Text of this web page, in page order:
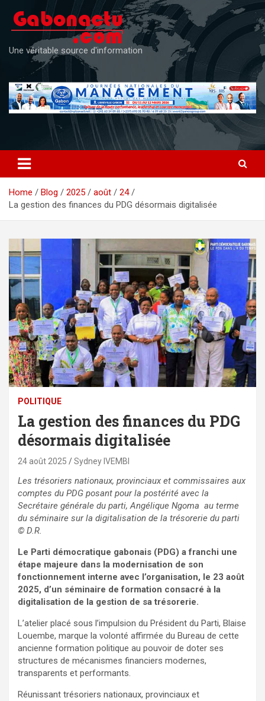
content
Une véritable source d'information
Home Blog 2025 août
24
La gestion des finances du PDG désormais digitalisée
POLITIQUE
La gestion des finances du PDG
désormais digitalisée
24 août 2025 Sydney IVEMBI
Les trésoriers nationaux, provinciaux et commissaires aux
comptes du PDG posant pour la postérité avec la
Secrétaire générale du parti, Angélique Ngoma au terme
du séminaire sur la digitalisation de la trésorerie du parti
© D.R.
Le Parti démocratique gabonais (PDG) a franchi une
étape majeure dans la modernisation de son
fonctionnement interne avec l’organisation, le 23 août
2025, d’un séminaire de formation consacré à la
digitalisation de la gestion de sa trésorerie.
L’atelier placé sous l’impulsion du Président du Parti, Blaise
Louembe, marque la volonté affirmée du Bureau de cette
ancienne formation politique au pouvoir de doter ses
structures de mécanismes financiers modernes,
transparents et performants.
Réunissant trésoriers nationaux, provinciaux et